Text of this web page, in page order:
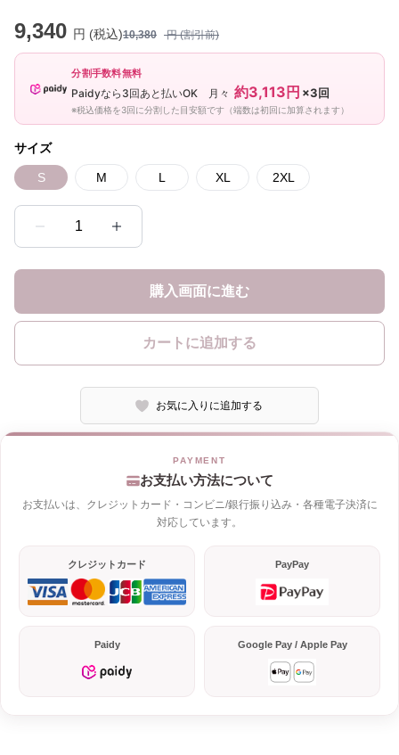
9,340 円 (税込)10,380 円 (割引前)
分割手数料無料
Paidyなら3回あと払いOK 月々 約3,113円 ×3回
※税込価格を3回に分割した目安額です（端数は初回に加算されます）
サイズ
S M L XL 2XL
1
購入画面に進む
カートに追加する
お気に入りに追加する
お支払い方法について
お支払いは、クレジットカード・コンビニ/銀行振り込み・各種電子決済に
対応しています。
クレジットカード PayPay
Paidy Google Pay / Apple Pay